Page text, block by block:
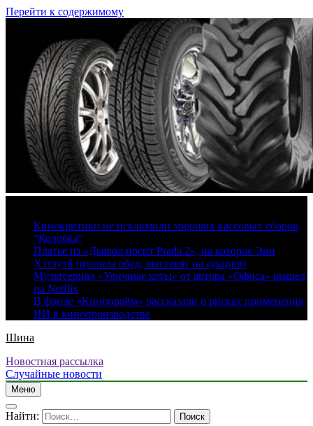
Перейти к содержимому
Кинокритики не исключили хороших кассовых сборов
“Колобка”
Платье из «Дьявол носит Prada 2», на которое Энн
Хэтэуэй пролила обед, выставят на аукцион
Мультсериал «Уличные коты» от автора «Офиса» вышел
на Netflix
В фонде «Кинопрайм» рассказали о рисках применения
ИИ в кинопроизводстве
Шина
Новостная рассылка
Случайные новости
Меню
Найти: